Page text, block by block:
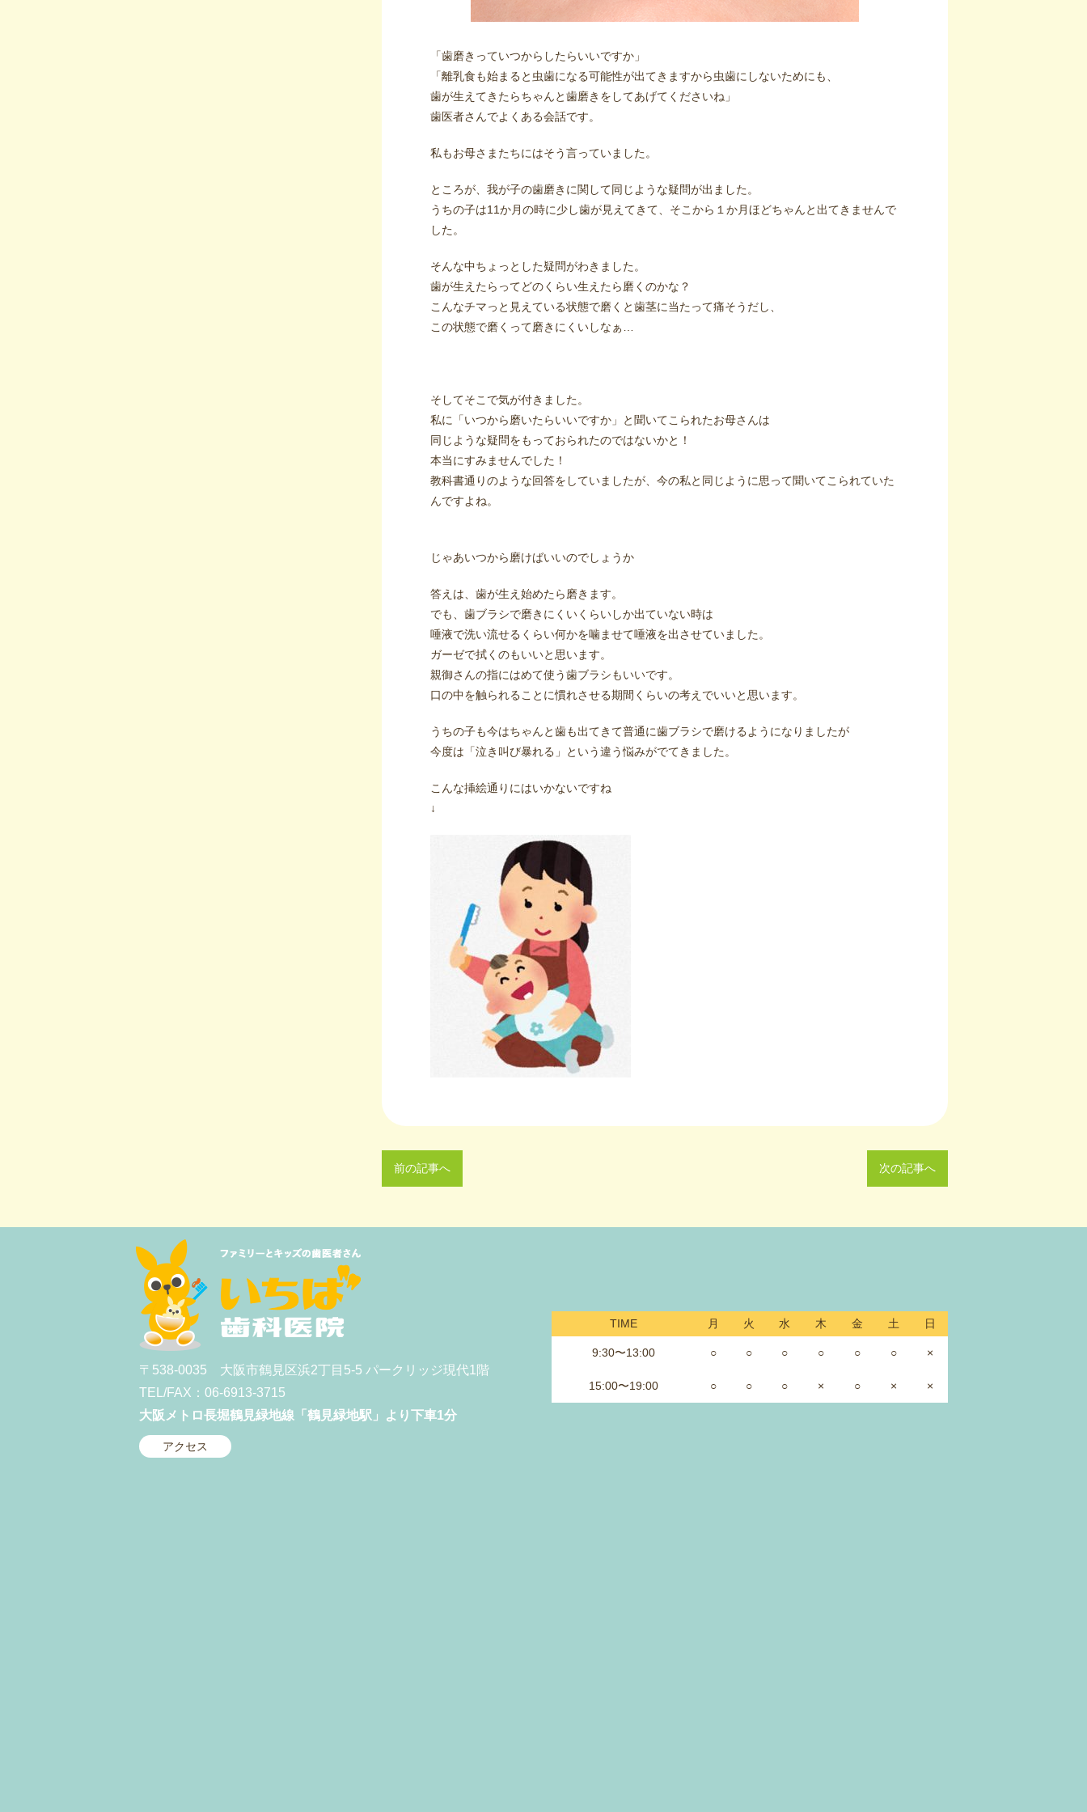
「歯磨きっていつからしたらいいですか」
「離乳食も始まると虫歯になる可能性が出てきますから虫歯にしないためにも、
歯が生えてきたらちゃんと歯磨きをしてあげてくださいね」
歯医者さんでよくある会話です。
私もお母さまたちにはそう言っていました。
ところが、我が子の歯磨きに関して同じような疑問が出ました。
うちの子は11か月の時に少し歯が見えてきて、そこから１か月ほどちゃんと出てきませんで
した。
そんな中ちょっとした疑問がわきました。
歯が生えたらってどのくらい生えたら磨くのかな？
こんなチマっと見えている状態で磨くと歯茎に当たって痛そうだし、
この状態で磨くって磨きにくいしなぁ…
そしてそこで気が付きました。
私に「いつから磨いたらいいですか」と聞いてこられたお母さんは
同じような疑問をもっておられたのではないかと！
本当にすみませんでした！
教科書通りのような回答をしていましたが、今の私と同じように思って聞いてこられていた
んですよね。
じゃあいつから磨けばいいのでしょうか
答えは、歯が生え始めたら磨きます。
でも、歯ブラシで磨きにくいくらいしか出ていない時は
唾液で洗い流せるくらい何かを噛ませて唾液を出させていました。
ガーゼで拭くのもいいと思います。
親御さんの指にはめて使う歯ブラシもいいです。
口の中を触られることに慣れさせる期間くらいの考えでいいと思います。
うちの子も今はちゃんと歯も出てきて普通に歯ブラシで磨けるようになりましたが
今度は「泣き叫び暴れる」という違う悩みがでてきました。
こんな挿絵通りにはいかないですね
↓
前の記事へ 次の記事へ
〒538-0035 大阪市鶴見区浜2丁目5-5 パークリッジ現代1階
TEL/FAX：06-6913-3715
大阪メトロ長堀鶴見緑地線「鶴見緑地駅」より下車1分
アクセス
TIME 月 火 水 木 金 土 日
9:30〜13:00 ○ ○ ○ ○ ○ ○ ×
15:00〜19:00 ○ ○ ○ × ○ × ×